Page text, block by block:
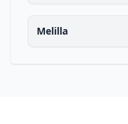
Melilla